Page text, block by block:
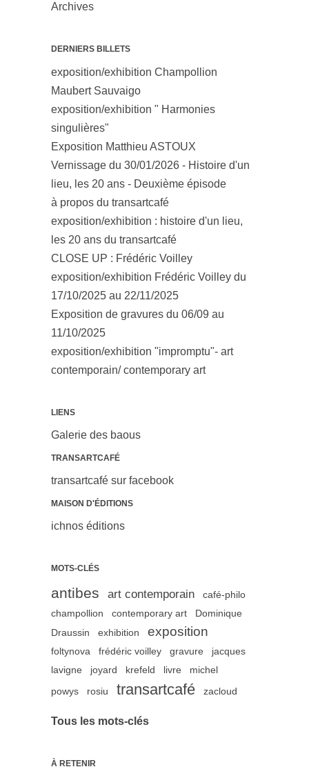
Archives
DERNIERS BILLETS
exposition/exhibition Champollion
Maubert Sauvaigo
exposition/exhibition " Harmonies
singulières"
Exposition Matthieu ASTOUX
Vernissage du 30/01/2026 - Histoire d'un
lieu, les 20 ans - Deuxième épisode
à propos du transartcafé
exposition/exhibition : histoire d'un lieu,
les 20 ans du transartcafé
CLOSE UP : Frédéric Voilley
exposition/exhibition Frédéric Voilley du
17/10/2025 au 22/11/2025
Exposition de gravures du 06/09 au
11/10/2025
exposition/exhibition "impromptu"- art
contemporain/ contemporary art
LIENS
Galerie des baous
TRANSARTCAFÉ
transartcafé sur facebook
MAISON D'ÉDITIONS
ichnos éditions
MOTS-CLÉS
antibes art contemporain
café-philo
champollion
contemporary art
Dominique
Draussin
exhibition exposition
foltynova frédéric voilley gravure
jacques
lavigne
joyard krefeld livre
michel
powys
rosiu transartcafé zacloud
Tous les mots-clés
À RETENIR